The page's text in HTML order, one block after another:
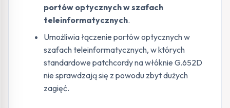
portów optycznych w szafach
teleinformatycznych.
Umożliwia łączenie portów optycznych w
szafach teleinformatycznych, w których
standardowe patchcordy na włóknie G.652D
nie sprawdzają się z powodu zbyt dużych
zagięć.